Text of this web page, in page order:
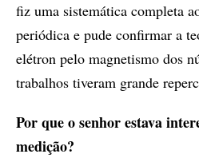
fiz uma sistemática completa
periódica e pude confirmar a
elétron pelo magnetismo dos
trabalhos tiveram grande
Por que o senhor estava
medição?